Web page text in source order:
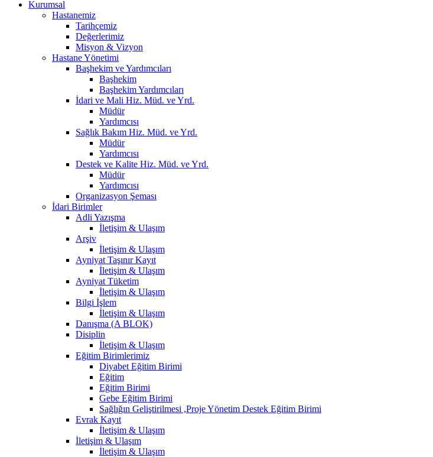
Kurumsal
Hastanemiz
Tarihçemiz
Değerlerimiz
Misyon & Vizyon
Hastane Yönetimi
Başhekim ve Yardımcıları
Başhekim
Başhekim Yardımcıları
İdari ve Mali Hiz. Müd. ve Yrd.
Müdür
Yardımcısı
Sağlık Bakım Hiz. Müd. ve Yrd.
Müdür
Yardımcısı
Destek ve Kalite Hiz. Müd. ve Yrd.
Müdür
Yardımcısı
Organizasyon Şeması
İdari Birimler
Adli Yazışma
İletişim & Ulaşım
Arşiv
İletişim & Ulaşım
Ayniyat Taşınır Kayıt
İletişim & Ulaşım
Ayniyat Tüketim
İletişim & Ulaşım
Bilgi İşlem
İletişim & Ulaşım
Danışma (A BLOK)
Disiplin
İletişim & Ulaşım
Eğitim Birimlerimiz
Diyabet Eğitim Birimi
Eğitim
Eğitim Birimi
Gebe Eğitim Birimi
Sağlığın Geliştirilmesi ,Proje Yönetim Destek Eğitim Birimi
Evrak Kayıt
İletişim & Ulaşım
İletişim & Ulaşım
İletişim & Ulaşım